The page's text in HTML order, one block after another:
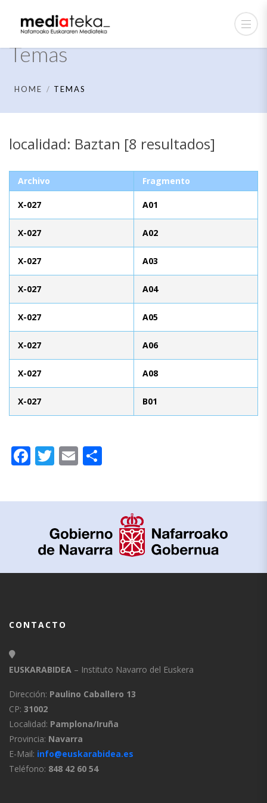
Temas
HOME TEMAS
localidad: Baztan [8 resultados]
Archivo Fragmento
X-027 A01
X-027 A02
X-027 A03
X-027 A04
X-027 A05
X-027 A06
X-027 A08
X-027 B01
Facebook
Twitter
Email
CONTACTO
EUSKARABIDEA – Instituto Navarro del Euskera
Dirección: Paulino Caballero 13
CP: 31002
Localidad: Pamplona/Iruña
Provincia: Navarra
E-Mail: info@euskarabidea.es
Teléfono: 848 42 60 54